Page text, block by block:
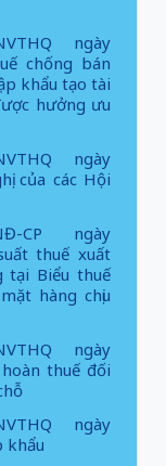
ngày
chống bán
khẩu tạo tài
hưởng ưu
ngày
của các Hội
CP ngày
thuế xuất
tại Biểu thuế
hàng chịu
ngày
thuế đối
ngày
khẩu